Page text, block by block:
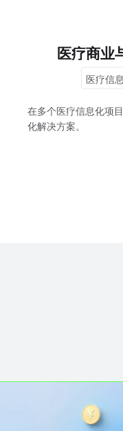
医疗商业
医疗信
在多个医疗信息化项
化解决方案。